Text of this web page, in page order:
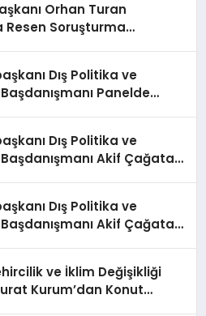
Orhan Turan
Resen Soruşturma
Dış Politika ve
Panelde
Dış Politika ve
Akif Çağatay
Dış Politika ve
Akif Çağatay
ve İklim Değişikliği
Kurum’dan Konut